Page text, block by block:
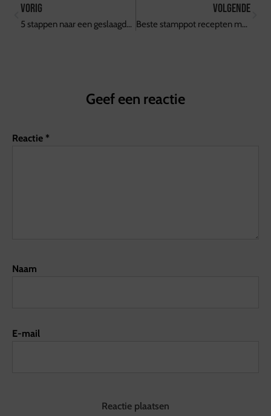
vorig
5 stappen naar een geslaagde kerstborrel met Slagerij van Guilik
volgende
Beste stamppot recepten met vlees
Geef een reactie
Reactie *
Naam
E-mail